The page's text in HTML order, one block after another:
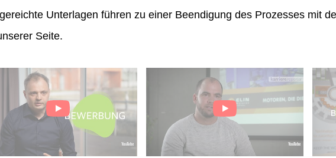
Unterlagen führen zu einer Beendigung des Prozesses mit
Seite.